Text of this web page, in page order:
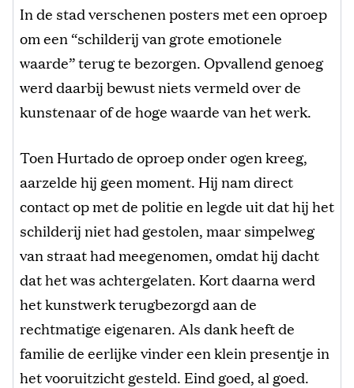
In de stad verschenen posters met een oproep
om een “schilderij van grote emotionele
waarde” terug te bezorgen. Opvallend genoeg
werd daarbij bewust niets vermeld over de
kunstenaar of de hoge waarde van het werk.
Toen Hurtado de oproep onder ogen kreeg,
aarzelde hij geen moment. Hij nam direct
contact op met de politie en legde uit dat hij het
schilderij niet had gestolen, maar simpelweg
van straat had meegenomen, omdat hij dacht
dat het was achtergelaten. Kort daarna werd
het kunstwerk terugbezorgd aan de
rechtmatige eigenaren. Als dank heeft de
familie de eerlijke vinder een klein presentje in
het vooruitzicht gesteld. Eind goed, al goed.